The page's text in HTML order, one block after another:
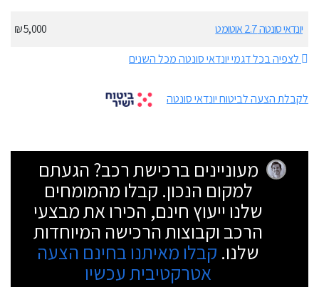
יונדאי סונטה 2.7 אוטומט
5,000 ₪
לצפיה בכל דגמי יונדאי סונטה מכל השנים
לקבלת הצעה לביטוח יונדאי סונטה
מעוניינים ברכישת רכב? הגעתם
למקום הנכון. קבלו מהמומחים
שלנו ייעוץ חינם, הכירו את מבצעי
הרכב וקבוצות הרכישה המיוחדות
שלנו. קבלו מאיתנו בחינם הצעה
אטרקטיבית עכשיו